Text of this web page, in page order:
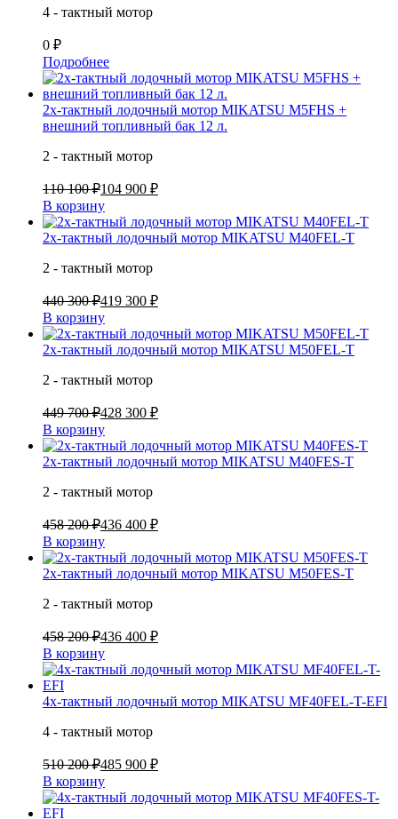
4 - тактный мотор
0 ₽
Подробнее
2х-тактный лодочный мотор MIKATSU M5FHS +
внешний топливный бак 12 л.
2 - тактный мотор
110 100 ₽104 900 ₽
В корзину
2х-тактный лодочный мотор MIKATSU M40FEL-T
2 - тактный мотор
440 300 ₽419 300 ₽
В корзину
2х-тактный лодочный мотор MIKATSU M50FEL-T
2 - тактный мотор
449 700 ₽428 300 ₽
В корзину
2х-тактный лодочный мотор MIKATSU M40FES-T
2 - тактный мотор
458 200 ₽436 400 ₽
В корзину
2х-тактный лодочный мотор MIKATSU M50FES-T
2 - тактный мотор
458 200 ₽436 400 ₽
В корзину
4х-тактный лодочный мотор MIKATSU MF40FEL-T-EFI
4 - тактный мотор
510 200 ₽485 900 ₽
В корзину